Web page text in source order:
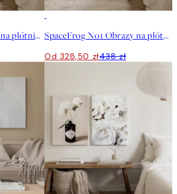
Un Po' Di Blu Obrazy na płótnie Duo SpaceFrog No1 Obrazy na płótnie Duo
Od 328,50 zł438 zł